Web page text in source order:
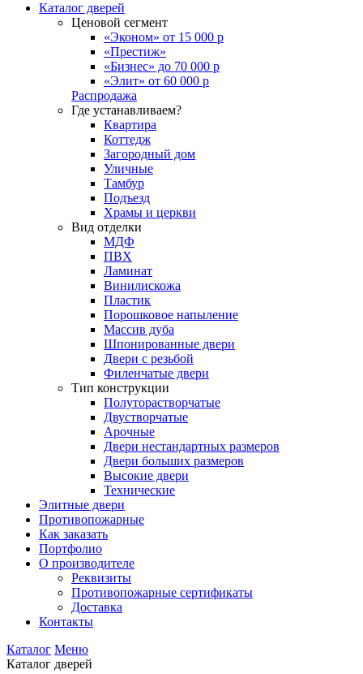
Каталог дверей
Ценовой сегмент
«Эконом» от 15 000 р
«Престиж»
«Бизнес» до 70 000 р
«Элит» от 60 000 р
Распродажа
Где устанавливаем?
Квартира
Коттедж
Загородный дом
Уличные
Тамбур
Подъезд
Храмы и церкви
Вид отделки
МДФ
ПВХ
Ламинат
Винилискожа
Пластик
Порошковое напыление
Массив дуба
Шпонированные двери
Двери с резьбой
Филенчатые двери
Тип конструкции
Полуторастворчатые
Двустворчатые
Арочные
Двери нестандартных размеров
Двери больших размеров
Высокие двери
Технические
Элитные двери
Противопожарные
Как заказать
Портфолио
О производителе
Реквизиты
Противопожарные сертификаты
Доставка
Контакты
Каталог Меню
Каталог дверей